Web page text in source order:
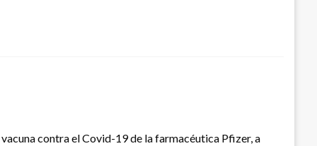
contra el Covid-19 de la farmacéutica Pfizer, a